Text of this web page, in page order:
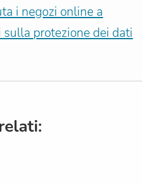
i negozi online a
protezione dei dati